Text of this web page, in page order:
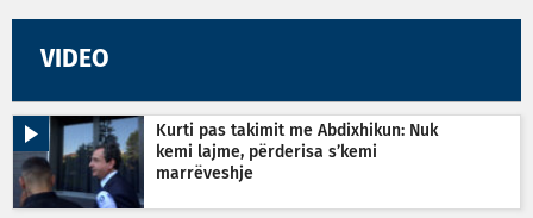
VIDEO
Kurti pas takimit me Abdixhikun: Nuk
kemi lajme, përderisa s’kemi
marrëveshje